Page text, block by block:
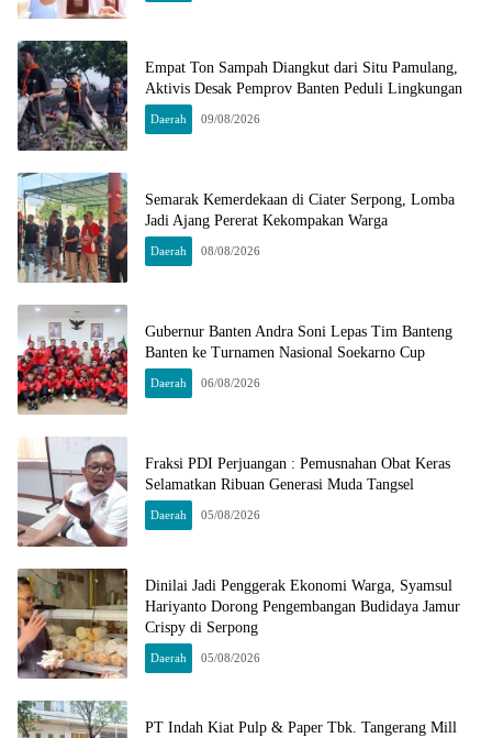
Empat Ton Sampah Diangkut dari Situ Pamulang,
Aktivis Desak Pemprov Banten Peduli Lingkungan
Daerah 09/08/2026
Semarak Kemerdekaan di Ciater Serpong, Lomba
Jadi Ajang Pererat Kekompakan Warga
Daerah 08/08/2026
Gubernur Banten Andra Soni Lepas Tim Banteng
Banten ke Turnamen Nasional Soekarno Cup
Daerah 06/08/2026
Fraksi PDI Perjuangan : Pemusnahan Obat Keras
Selamatkan Ribuan Generasi Muda Tangsel
Daerah 05/08/2026
Dinilai Jadi Penggerak Ekonomi Warga, Syamsul
Hariyanto Dorong Pengembangan Budidaya Jamur
Crispy di Serpong
Daerah 05/08/2026
PT Indah Kiat Pulp & Paper Tbk. Tangerang Mill